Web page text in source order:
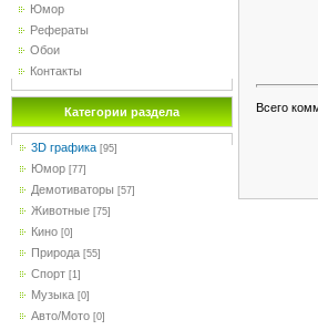
Юмор
Рефераты
Обои
Контакты
Категории раздела
3D графика [95]
Юмор [77]
Демотиваторы [57]
Животные [75]
Кино [0]
Природа [55]
Спорт [1]
Музыка [0]
Авто/Мото [0]
Всего